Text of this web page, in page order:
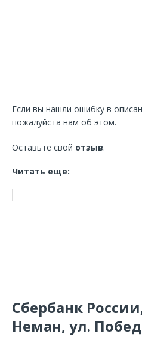
Если вы нашли ошибку в
пожалуйста нам об этом.
Оставьте свой отзыв.
Читать еще:
Сбербанк
Неман, ул.